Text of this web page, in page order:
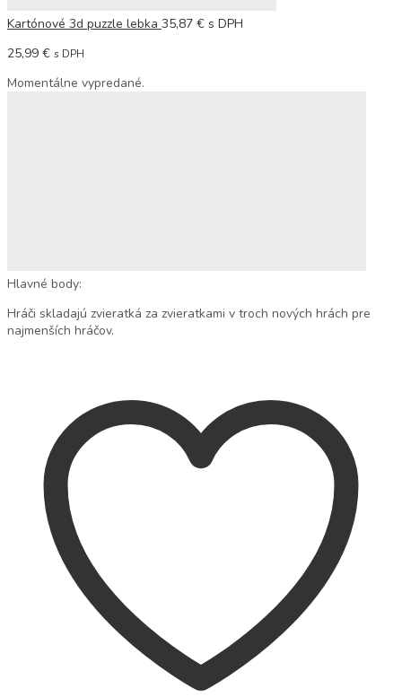
Kartónové 3d puzzle lebka 35,87 € s DPH
25,99 € s DPH
Momentálne vypredané.
Hlavné body:
Hráči skladajú zvieratká za zvieratkami v troch nových hrách pre
najmenších hráčov.